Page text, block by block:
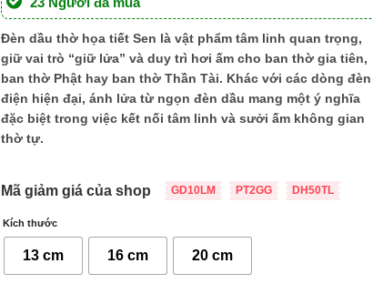
Đèn dầu thờ họa tiết Sen là vật phẩm tâm linh quan trọng,
giữ vai trò “giữ lửa” và duy trì hơi ấm cho ban thờ gia tiên,
ban thờ Phật hay ban thờ Thần Tài. Khác với các dòng đèn
điện hiện đại, ánh lửa từ ngọn đèn dầu mang một ý nghĩa
đặc biệt trong việc kết nối tâm linh và sưởi ấm không gian
thờ tự.
Mã giảm giá của shop GD10LM PT2GG DH50TL
Kích thước
13 cm 16 cm 20 cm